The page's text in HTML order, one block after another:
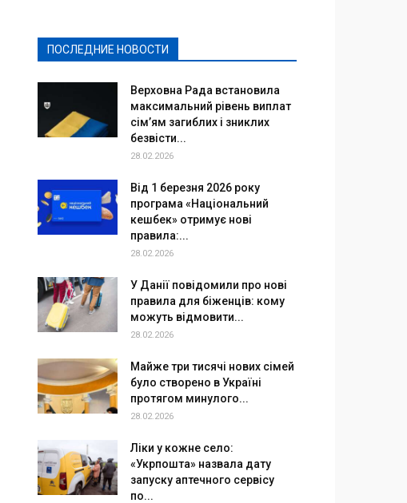
ПОСЛЕДНИЕ НОВОСТИ
Верховна Рада встановила
максимальний рівень виплат
сім’ям загиблих і зниклих
безвісти...
28.02.2026
Від 1 березня 2026 року
програма «Національний
кешбек» отримує нові
правила:...
28.02.2026
У Данії повідомили про нові
правила для біженців: кому
можуть відмовити...
28.02.2026
Майже три тисячі нових сімей
було створено в Україні
протягом минулого...
28.02.2026
Ліки у кожне село:
«Укрпошта» назвала дату
запуску аптечного сервісу
по...